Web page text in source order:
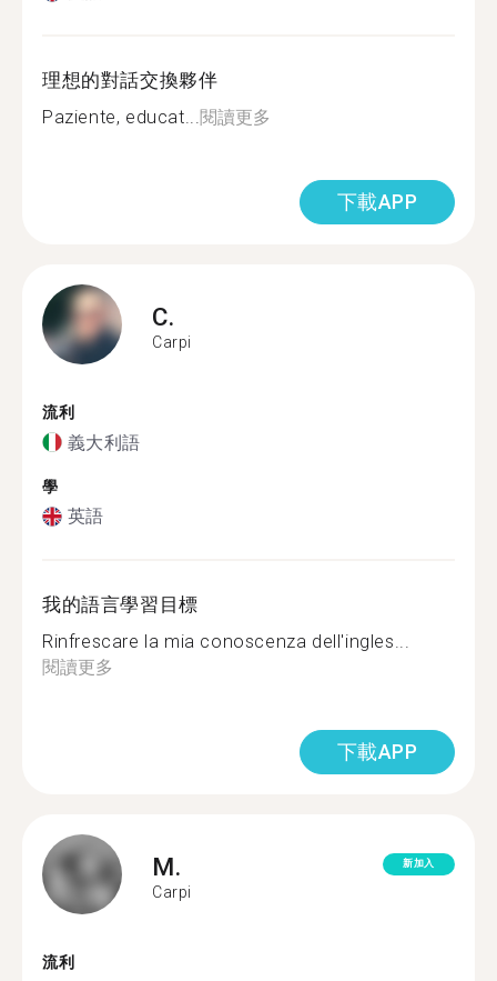
理想的對話交換夥伴
Paziente, educat...閱讀更多
下載APP
C.
Carpi
流利
義大利語
學
英語
我的語言學習目標
Rinfrescare la mia conoscenza dell'ingles...
閱讀更多
下載APP
M.
Carpi
新加入
流利